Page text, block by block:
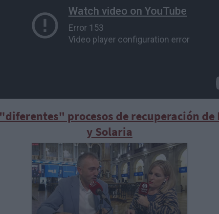
procesos de recuperación de
y Solaria